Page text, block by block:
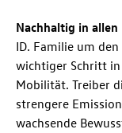
Nachhaltig in allen
ID. Familie um den
wichtiger Schritt
Mobilität. Treiber
strengere
wachsende